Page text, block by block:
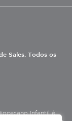
Sales. Todos os
Infantil é